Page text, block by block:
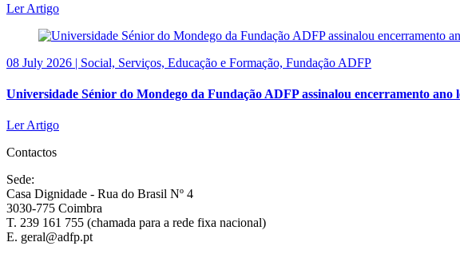
Ler Artigo
08 July 2026 | Social, Serviços, Educação e Formação, Fundação ADFP
Universidade Sénior do Mondego da Fundação ADFP assinalou encerramento ano
Ler Artigo
Contactos
Sede:
Casa Dignidade - Rua do Brasil Nº 4
3030-775 Coimbra
T. 239 161 755 (chamada para a rede fixa nacional)
E. geral@adfp.pt